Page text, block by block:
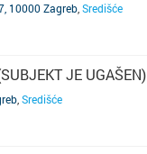
10000 Zagreb Središće
JE UGAŠEN)
Središće